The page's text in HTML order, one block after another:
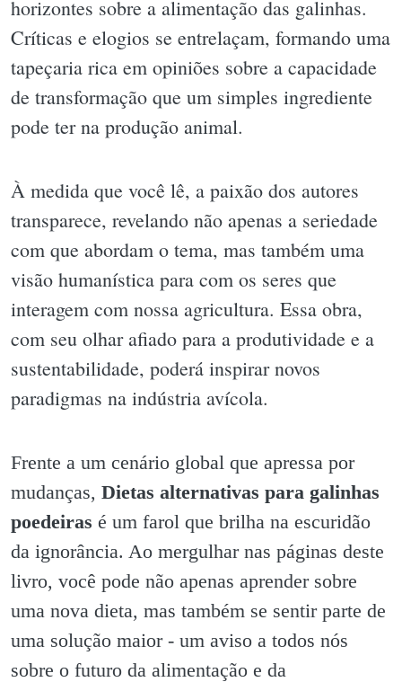
horizontes sobre a alimentação das galinhas.
Críticas e elogios se entrelaçam, formando uma
tapeçaria rica em opiniões sobre a capacidade
de transformação que um simples ingrediente
pode ter na produção animal.
À medida que você lê, a paixão dos autores
transparece, revelando não apenas a seriedade
com que abordam o tema, mas também uma
visão humanística para com os seres que
interagem com nossa agricultura. Essa obra,
com seu olhar afiado para a produtividade e a
sustentabilidade, poderá inspirar novos
paradigmas na indústria avícola.
Frente a um cenário global que apressa por
mudanças, Dietas alternativas para galinhas
poedeiras é um farol que brilha na escuridão
da ignorância. Ao mergulhar nas páginas deste
livro, você pode não apenas aprender sobre
uma nova dieta, mas também se sentir parte de
uma solução maior - um aviso a todos nós
sobre o futuro da alimentação e da